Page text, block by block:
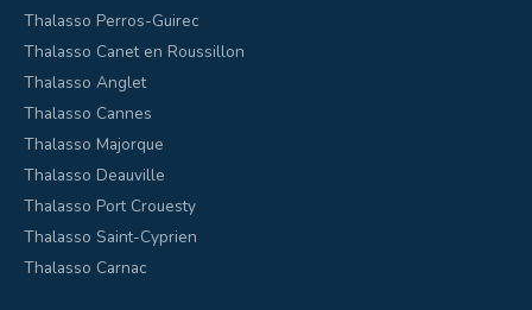
Thalasso Perros-Guirec
Thalasso Canet en Roussillon
Thalasso Anglet
Thalasso Cannes
Thalasso Majorque
Thalasso Deauville
Thalasso Port Crouesty
Thalasso Saint-Cyprien
Thalasso Carnac